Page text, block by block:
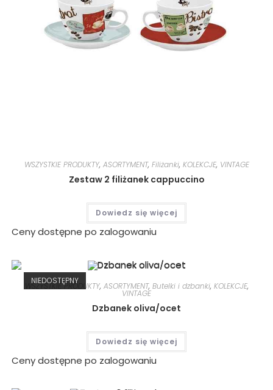
WSZYSTKIE PRODUKTY, ASORTYMENT, Filiżanki, KOLEKCJE, VINTAGE
Zestaw 2 filiżanek cappuccino
Dowiedz się więcej
Ceny dostępne po zalogowaniu
NIEDOSTĘPNY
WSZYSTKIE PRODUKTY, ASORTYMENT, Butelki i dzbanki, KOLEKCJE,
VINTAGE
Dzbanek oliva/ocet
Dowiedz się więcej
Ceny dostępne po zalogowaniu